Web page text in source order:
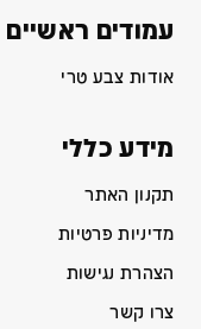
עמודים ראשיים
אודות צבע טרי
מידע כללי
תקנון האתר
מדיניות פרטיות
הצהרת נגישות
צרו קשר